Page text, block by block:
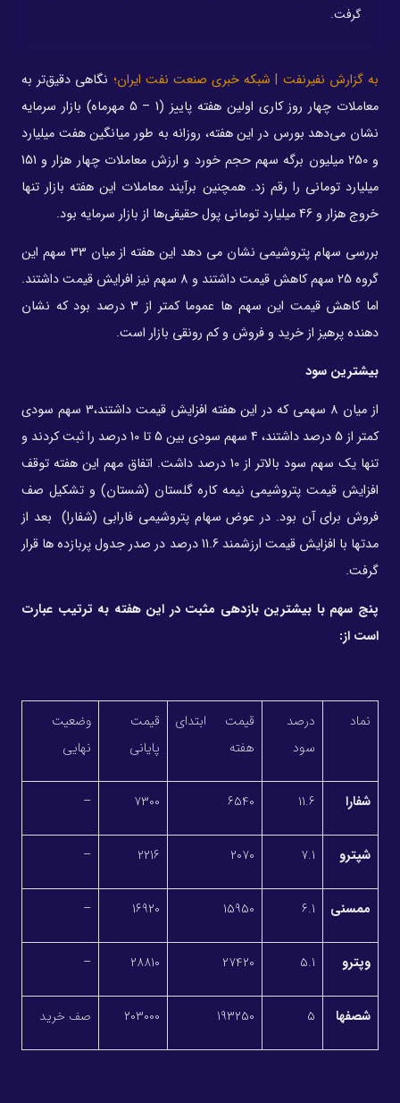
گرفت.
به گزارش نفیرنفت | شبکه خبری صنعت نفت ایران؛ نگاهی دقیق‌تر به
معاملات چهار روز کاری اولین هفته پاییز (1 – 5 مهرماه) بازار سرمایه
نشان می‌دهد بورس در این هفته، روزانه به طور میانگین هفت میلیارد
و 250 میلیون برگه سهم حجم خورد و ارزش معاملات چهار هزار و 151
میلیارد تومانی را رقم زد. همچنین برآیند معاملات این هفته بازار تنها
خروج هزار و 46 میلیارد تومانی پول حقیقی‌ها از بازار سرمایه بود.
بررسی سهام پتروشیمی نشان می دهد این هفته از میان 33 سهم این
گروه 25 سهم کاهش قیمت داشتند و 8 سهم نیز افرایش قیمت داشتند.
اما کاهش قیمت این سهم ها عموما کمتر از 3 درصد بود که نشان
دهنده پرهیز از خرید و فروش و کم رونقی بازار است.
بیشترین سود
از میان 8 سهمی که در این هفته افزایش قیمت داشتند،3 سهم سودی
کمتر از 5 درصد داشتند، 4 سهم سودی بین 5 تا 10 درصد را ثبت کردند و
تنها یک سهم سود بالاتر از 10 درصد داشت. اتفاق مهم این هفته توقف
افزایش قیمت پتروشیمی نیمه کاره گلستان (شستان) و تشکیل صف
فروش برای آن بود. در عوض سهام پتروشیمی فارابی (شفارا) بعد از
مدتها با افزایش قیمت ارزشمند 11.6 درصد در صدر جدول پربازده ها قرار
گرفت.
پنج سهم با بیشترین بازدهی مثبت در این هفته به ترتیب عبارت
است از:
نماد
درصد
سود
قیمت ابتدای
هفته
قیمت
پایانی
وضعیت
نهایی
شفارا 11.6
6540
7300
–
شپترو 7.1
2070
2216
–
ممسنی 6.1
15950
16920
–
وپترو 5.1
27420
28810
–
شصفها 5
193250
203000 صف خرید